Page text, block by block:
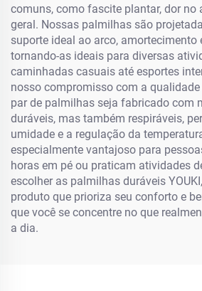
comuns, como fascite plantar, dor no
geral. Nossas palmilhas são
suporte ideal ao arco, amortecimento
tornando-as ideais para diversas
caminhadas casuais até esportes
nosso compromisso com a
par de palmilhas seja fabricado com
duráveis, mas também respiráveis,
umidade e a regulação da
especialmente vantajoso para
horas em pé ou praticam atividades
escolher as palmilhas duráveis
produto que prioriza seu conforto e
que você se concentre no que
a dia.